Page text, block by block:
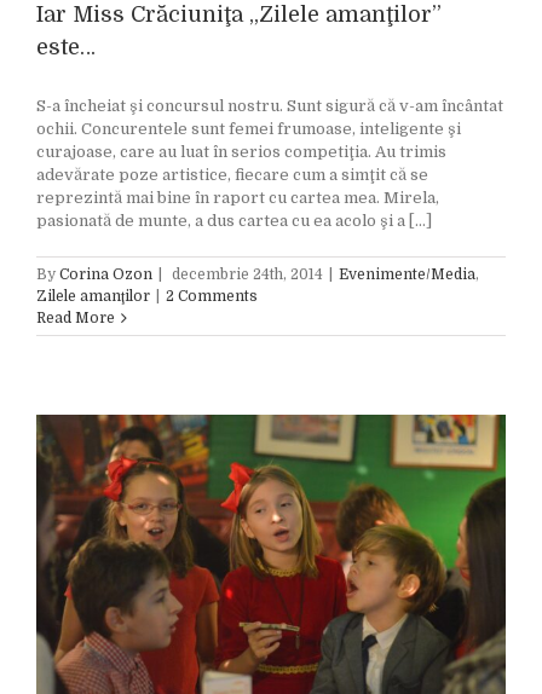
Iar Miss Crăciuniţa „Zilele amanţilor”
este…
S-a încheiat şi concursul nostru. Sunt sigură că v-am încântat
ochii. Concurentele sunt femei frumoase, inteligente şi
curajoase, care au luat în serios competiţia. Au trimis
adevărate poze artistice, fiecare cum a simţit că se
reprezintă mai bine în raport cu cartea mea. Mirela,
pasionată de munte, a dus cartea cu ea acolo şi a [...]
By Corina Ozon decembrie 24th, 2014 Evenimente/Media,
Zilele amanţilor
2 Comments
Read More